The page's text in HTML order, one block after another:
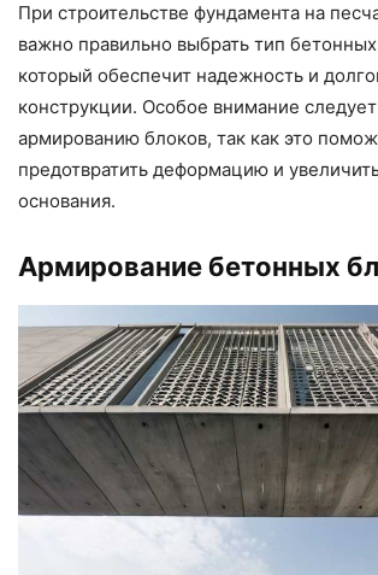
При строительстве фундамента на
важно правильно выбрать тип
который обеспечит надежность и
конструкции. Особое внимание
армированию блоков, так как это
предотвратить деформацию и
основания.
Армирование бетонных